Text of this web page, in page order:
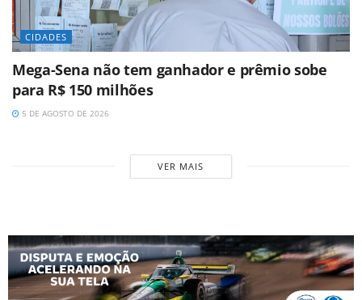
CIDADES
Mega-Sena não tem ganhador e prêmio sobe
para R$ 150 milhões
5 DE AGOSTO DE 2026
VER MAIS